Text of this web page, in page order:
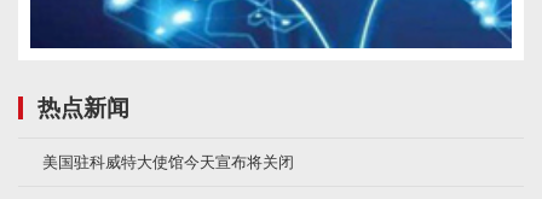
热点新闻
美国驻科威特大使馆今天宣布将关闭